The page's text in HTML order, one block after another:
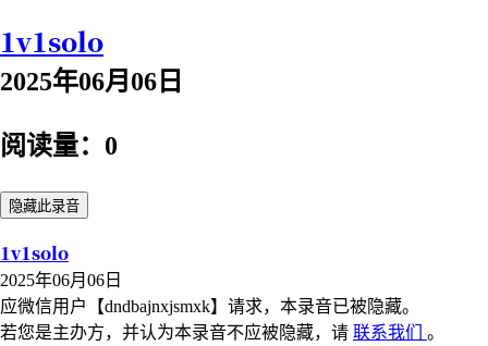
1v1solo
2025年06月06日
阅读量：0
隐藏此录音
1v1solo
2025年06月06日
应微信用户【dndbajnxjsmxk】请求，本录音已被隐藏。
若您是主办方，并认为本录音不应被隐藏，请 联系我们 。